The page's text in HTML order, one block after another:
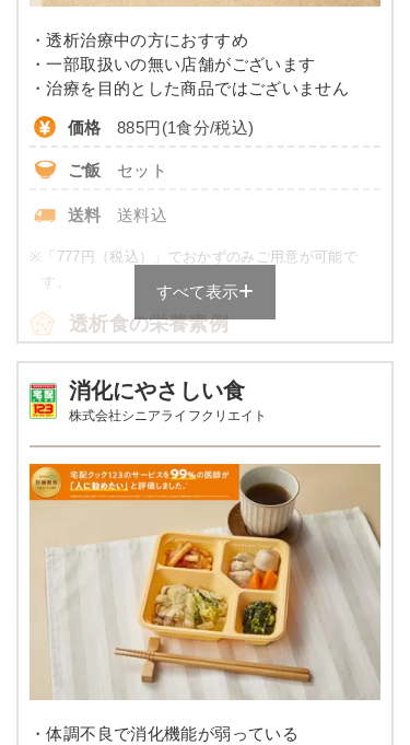
カリウム 550㎎以下
コレステロール -
て異なる場合がございます。 ごはんセットでの栄養
例
カリフラワーのマリネ
キャベツと干し海老のスパゲッティ
栄養素
エネルギー：589kcal、たんぱく質：13.7g、脂
質：17.8g、炭水化物：90.5g、ナトリウム：
738mg、カリウム：480mg、リン：178mg、食
塩相当量：1.9g
※メニューの補足
ご飯セットの栄養素です。お弁当献立の一例と
その栄養価のため、実際にご提供可能なメニュ
ーではないのでご注意ください。
・透析治療中の方におすすめ
・一部取扱いの無い店舗がございます
・治療を目的とした商品ではございません
価格 885円(1食分/税込)
ご飯 セット
送料 送料込
※ 「777円（税込）」でおかずのみご用意が可能で
す。
透析食の栄養素例
品数
カロリー 598～622kcal
塩分 2.0g未満
19.9～23.1ｇ
-
-
300㎎以下
カリウム 665㎎以下
すべて表示
消化にやさしい食
株式会社シニアライフクリエイト
・体調不良で消化機能が弱っている